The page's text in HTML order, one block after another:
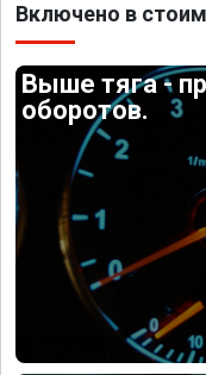
Включено в
Выше тяга -
оборотов.